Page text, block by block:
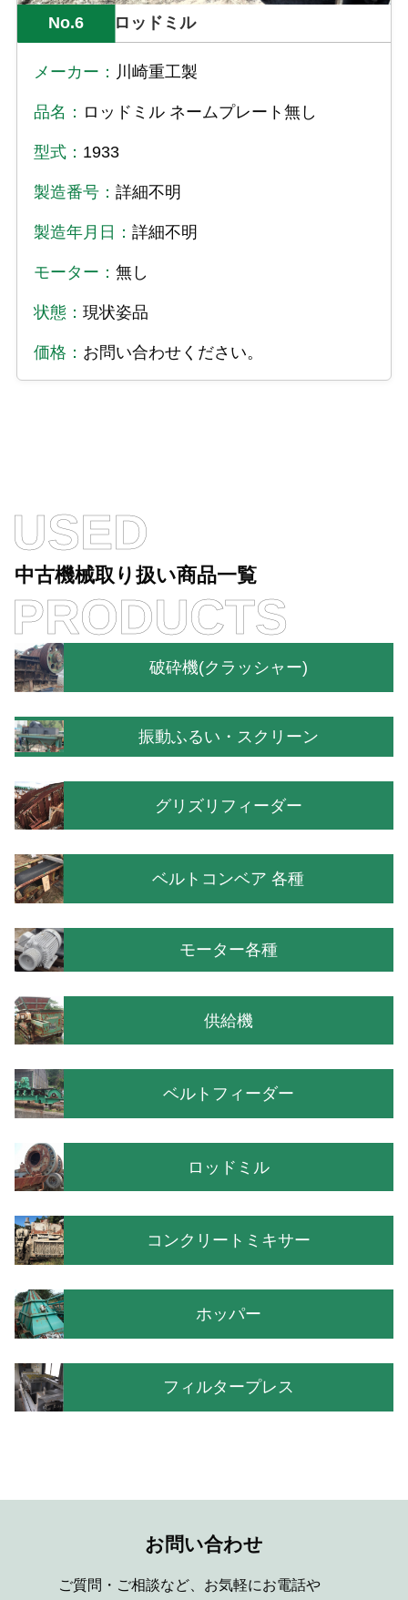
No.6 ロッドミル
メーカー： 川崎重工製
品名： ロッドミル ネームプレート無し
型式： 1933
製造番号： 詳細不明
製造年月日： 詳細不明
モーター： 無し
状態： 現状姿品
価格： お問い合わせください。
USED
中古機械取り扱い商品一覧
PRODUCTS
破砕機(クラッシャー)
振動ふるい・スクリーン
グリズリフィーダー
ベルトコンベア 各種
モーター各種
供給機
ベルトフィーダー
ロッドミル
コンクリートミキサー
ホッパー
フィルタープレス
お問い合わせ
ご質問・ご相談など、お気軽にお電話や